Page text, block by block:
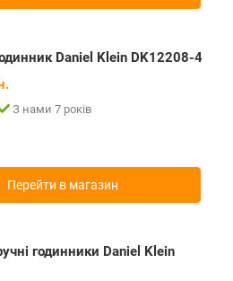
Daniel Klein DK12208-4
З нами 7 років
Перейти в магазин
годинники Daniel Klein